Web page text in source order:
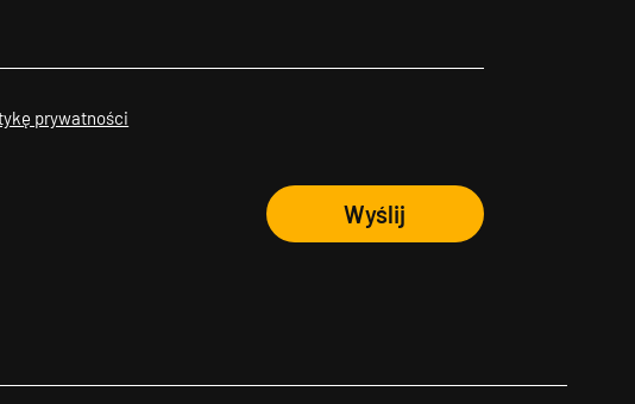
prywatności
Wyślij